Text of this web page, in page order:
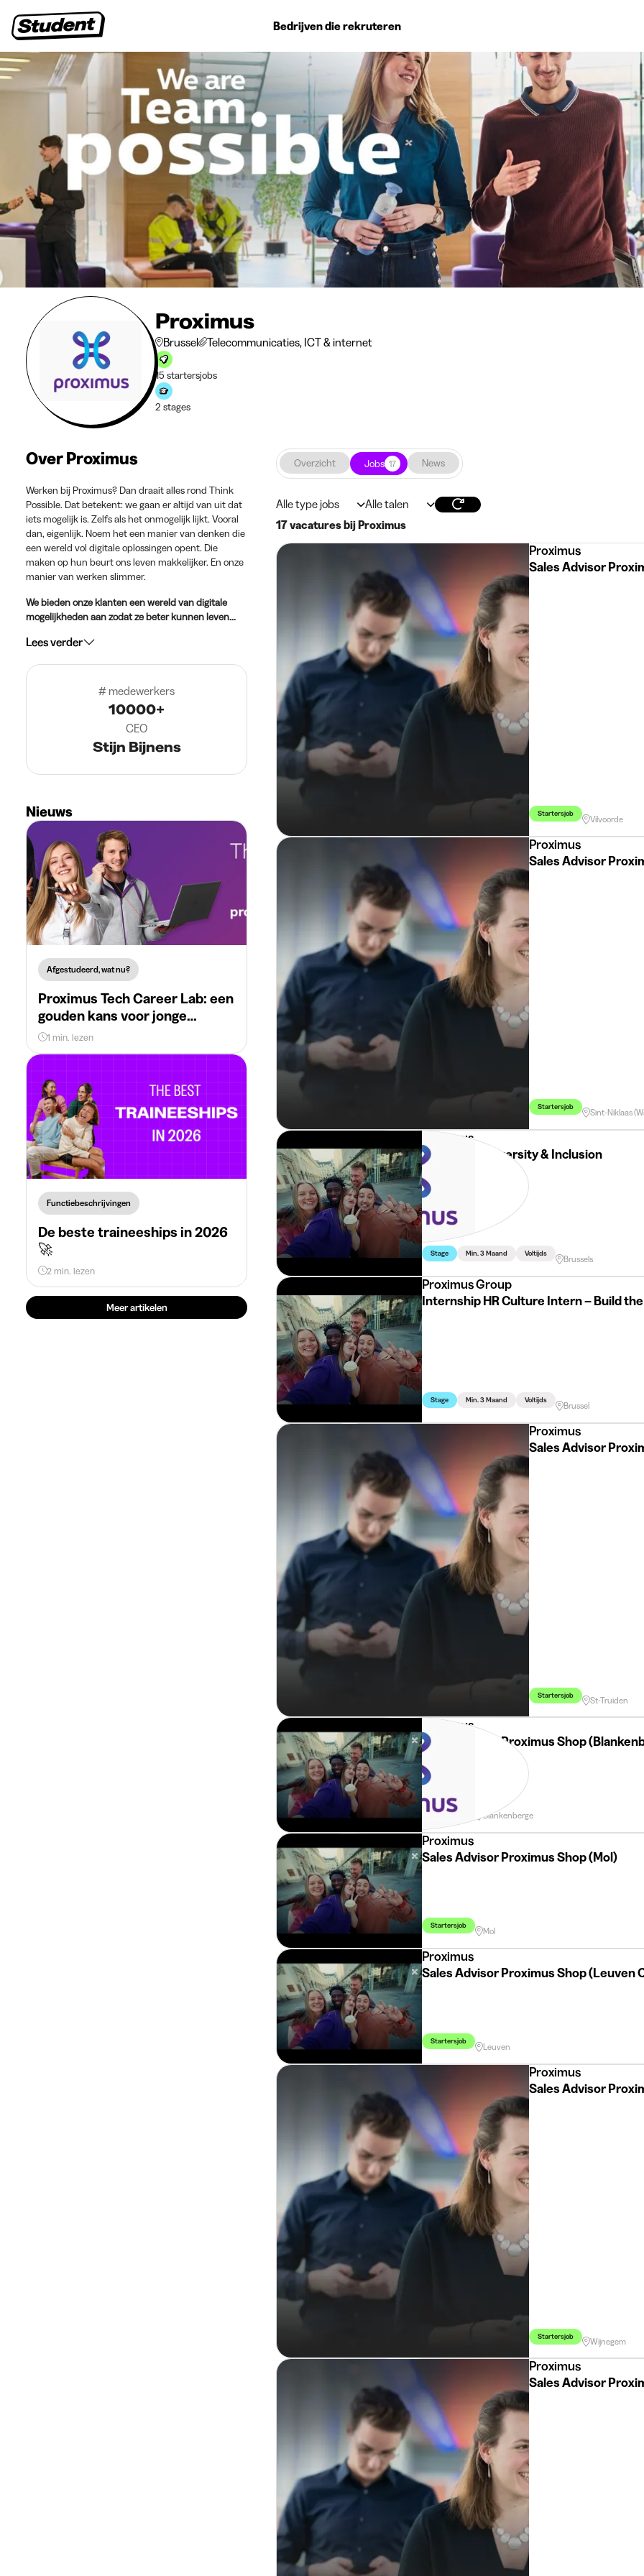
Bedrijven die rekruteren
Proximus
Brussel Telecommunicaties, ICT & internet
15 startersjobs
2 stages
Over Proximus
Werken bij Proximus? Dan draait alles rond Think
Possible. Dat betekent: we gaan er altijd van uit dat
iets mogelijk is. Zelfs als het onmogelijk lijkt. Vooral
dan, eigenlijk. Noem het een manier van denken die
een wereld vol digitale oplossingen opent. Die
maken op hun beurt ons leven makkelijker. En onze
manier van werken slimmer.
We bieden onze klanten een wereld van digitale
mogelijkheden aan zodat ze beter kunnen leven...
Lees verder
# medewerkers
10000+
CEO
Stijn Bijnens
Nieuws
Afgestudeerd, wat nu?
Proximus Tech Career Lab: een
gouden kans voor jonge
technologiestudenten 🚀
1 min. lezen
Functiebeschrijvingen
De beste traineeships in 2026
🚀
2 min. lezen
Meer artikelen
Overzicht Jobs 17 News
Alle type jobs
Alle talen
17 vacatures bij Proximus
Proximus
Sales Advisor
Startersjob
Vilvoorde
Proximus
Sales Advisor
Startersjob
Sint-Niklaas
Proximus
HR Intern – Diversity & Inclusion
Stage Min. 3 Maand Voltijds
Brussels
Proximus Group
Internship HR Culture Intern – Build
Stage Min. 3 Maand Voltijds
Brussel
Proximus
Sales Advisor
Startersjob
St-Truiden
Proximus
Sales Advisor Proximus Shop
Startersjob
Blankenberge
Proximus
Sales Advisor Proximus Shop (Mol)
Startersjob
Mol
Proximus
Sales Advisor Proximus Shop (Leuven
Startersjob
Leuven
Proximus
Sales Advisor
Startersjob
Wijnegem
Proximus
Sales Advisor